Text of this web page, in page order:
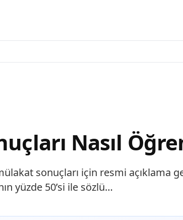
Nasıl
sonuçları için resmi açıklama
yüzde 50’si ile sözlü…